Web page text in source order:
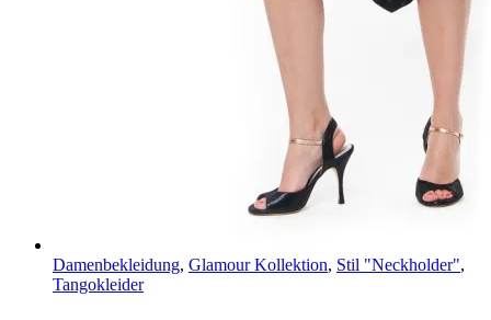
Damenbekleidung, Glamour Kollektion, Stil "Neckholder",
Tangokleider